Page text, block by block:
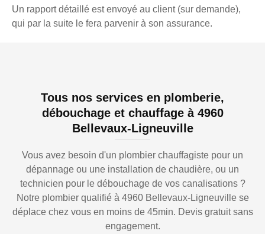
Un rapport détaillé est envoyé au client (sur demande),
qui par la suite le fera parvenir à son assurance.
Tous nos services en plomberie,
débouchage et chauffage à 4960
Bellevaux-Ligneuville
Vous avez besoin d'un plombier chauffagiste pour un
dépannage ou une installation de chaudière, ou un
technicien pour le débouchage de vos canalisations ?
Notre plombier qualifié à 4960 Bellevaux-Ligneuville se
déplace chez vous en moins de 45min. Devis gratuit sans
engagement.